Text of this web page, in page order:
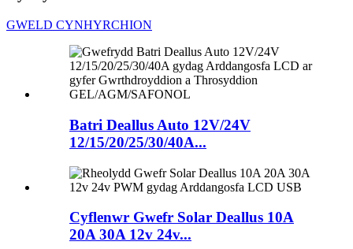
GWELD CYNHYRCHION
Batri Deallus Auto 12V/24V
12/15/20/25/30/40A...
Cyflenwr Gwefr Solar Deallus 10A
20A 30A 12v 24v...